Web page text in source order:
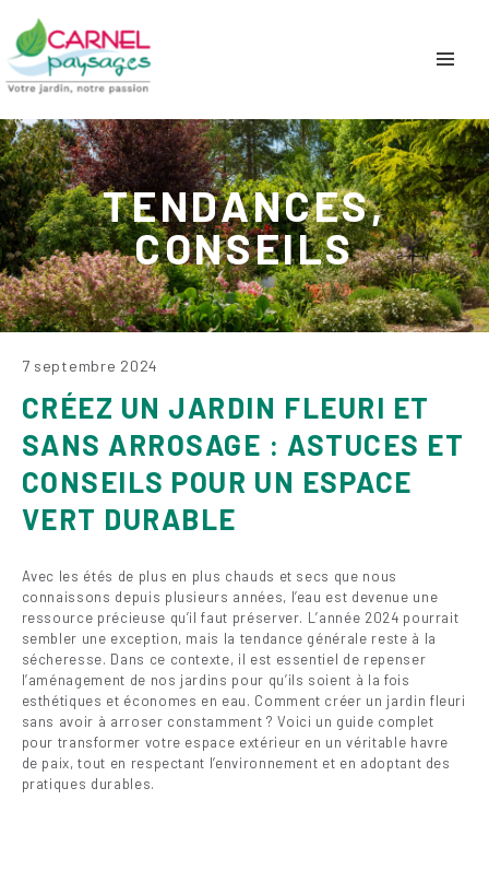
TENDANCES,
CONSEILS
7 septembre 2024
CRÉEZ UN JARDIN FLEURI ET
SANS ARROSAGE : ASTUCES ET
CONSEILS POUR UN ESPACE
VERT DURABLE
Avec les étés de plus en plus chauds et secs que nous
connaissons depuis plusieurs années, l’eau est devenue une
ressource précieuse qu’il faut préserver. L’année 2024 pourrait
sembler une exception, mais la tendance générale reste à la
sécheresse. Dans ce contexte, il est essentiel de repenser
l’aménagement de nos jardins pour qu’ils soient à la fois
esthétiques et économes en eau. Comment créer un jardin fleuri
sans avoir à arroser constamment ? Voici un guide complet
pour transformer votre espace extérieur en un véritable havre
de paix, tout en respectant l’environnement et en adoptant des
pratiques durables.